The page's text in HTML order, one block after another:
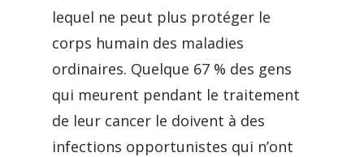
lequel ne peut plus protéger le
corps humain des maladies
ordinaires. Quelque 67 % des gens
qui meurent pendant le traitement
de leur cancer le doivent à des
infections opportunistes qui n’ont